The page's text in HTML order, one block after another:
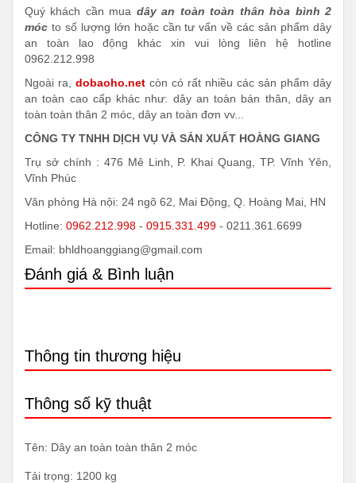
Quý khách cần mua dây an toàn toàn thân hòa bình 2
móc to số lượng lớn hoặc cần tư vấn về các sản phẩm dây
an toàn lao động khác xin vui lòng liên hệ hotline
0962.212.998
Ngoài ra, dobaoho.net còn có rất nhiều các sản phẩm dây
an toàn cao cấp khác như: dây an toàn bán thân, dây an
toàn toàn thân 2 móc, dây an toàn đơn vv...
CÔNG TY TNHH DỊCH VỤ VÀ SẢN XUẤT HOÀNG GIANG
Trụ sở chính : 476 Mê Linh, P. Khai Quang, TP. Vĩnh Yên,
Vĩnh Phúc
Văn phòng Hà nội: 24 ngõ 62, Mai Động, Q. Hoàng Mai, HN
Hotline: 0962.212.998 - 0915.331.499 - 0211.361.6699
Email: bhldhoanggiang@gmail.com
Đánh giá & Bình luận
Thông tin thương hiệu
Thông số kỹ thuật
Tên: Dây an toàn toàn thân 2 móc
Tải trọng: 1200 kg